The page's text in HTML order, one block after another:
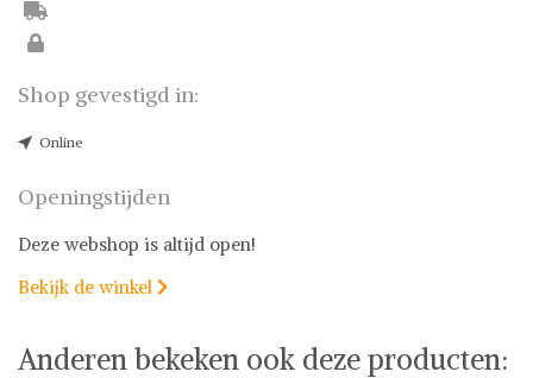
Shop gevestigd in:
Online
Openingstijden
Deze webshop is altijd open!
Bekijk de winkel 
Anderen bekeken ook deze producten: